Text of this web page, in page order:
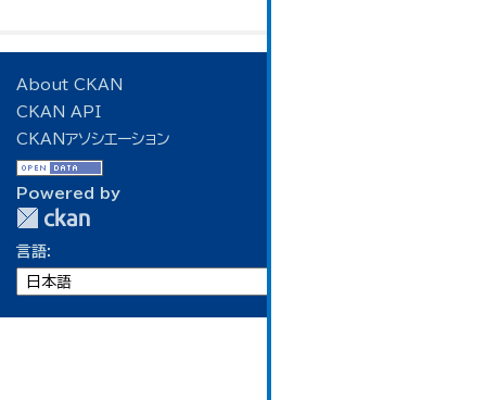
About CKAN
CKAN API
CKANアソシエーション
Powered by
言語